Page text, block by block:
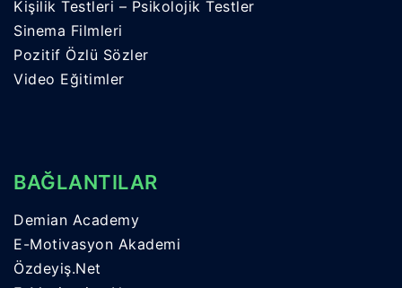
Kişilik Testleri – Psikolojik Testler
Sinema Filmleri
Pozitif Özlü Sözler
Video Eğitimler
BAĞLANTILAR
Demian Academy
E-Motivasyon Akademi
Özdeyiş.Net